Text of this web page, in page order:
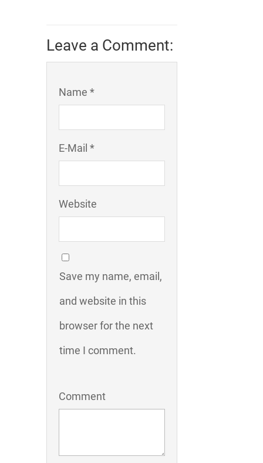
Leave a Comment:
Name *
E-Mail *
Website
Save my name, email,
and website in this
browser for the next
time I comment.
Comment